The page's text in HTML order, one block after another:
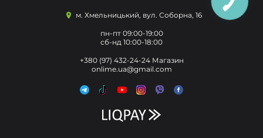
м. Хмельницький, вул. Соборна, 16
пн-пт 09:00-19:00
сб-нд 10:00-18:00
+380 (97) 432-24-24 Магазин
onlime.ua@gmail.com